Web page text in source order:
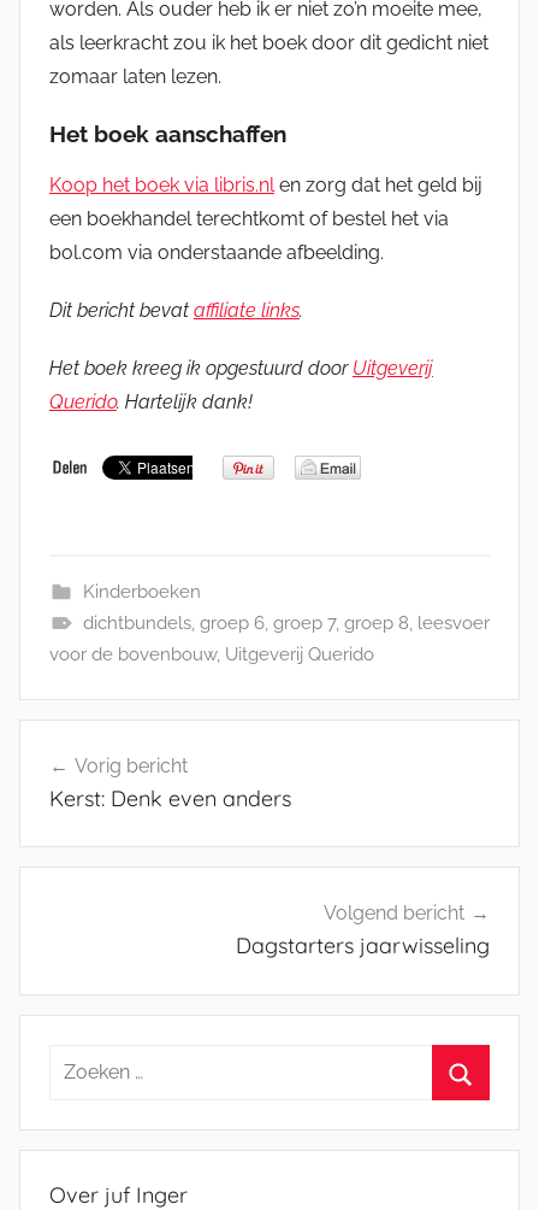
worden. Als ouder heb ik er niet zo’n moeite mee,
als leerkracht zou ik het boek door dit gedicht niet
zomaar laten lezen.
Het boek aanschaffen
Koop het boek via libris.nl en zorg dat het geld bij
een boekhandel terechtkomt of bestel het via
bol.com via onderstaande afbeelding.
Dit bericht bevat affiliate links.
Het boek kreeg ik opgestuurd door Uitgeverij
Querido. Hartelijk dank!
Kinderboeken
dichtbundels, groep 6, groep 7, groep 8, leesvoer
voor de bovenbouw, Uitgeverij Querido
navigatie
Vorig bericht
Kerst: Denk even anders
Volgend bericht
Dagstarters jaarwisseling
Zoeken
Over juf Inger